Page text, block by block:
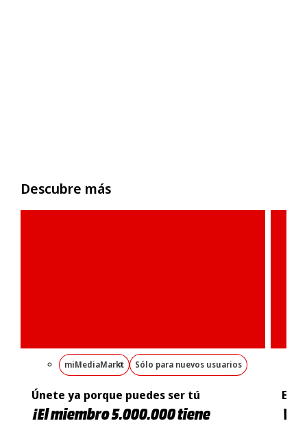
Descubre más
miMediaMarkt Sólo para nuevos usuarios
Únete ya porque puedes ser tú
¡El miembro 5.000.000 tiene